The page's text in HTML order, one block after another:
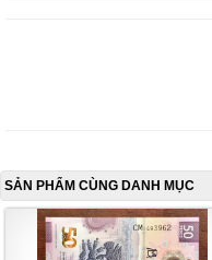
SẢN PHẨM CÙNG DANH MỤC